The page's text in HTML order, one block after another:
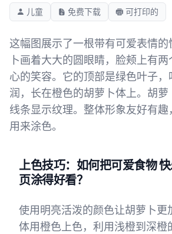
儿童 免费下载 可打印的
这幅图展示了一根带有可爱表情
卜画着大大的圆眼睛，脸颊上有
心的笑容。它的顶部是绿色叶子，
润，长在橙色的胡萝卜体上。胡
线条显示纹理。整体形象友好有趣
用来涂色。
上色技巧：如何把可爱食物
页涂得好看？
使用明亮活泼的颜色让胡萝卜更
体用橙色上色，利用浅橙到深橙